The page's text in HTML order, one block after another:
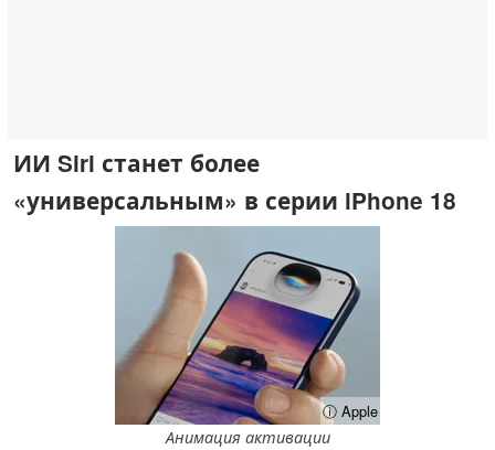
ИИ Siri станет более
«универсальным» в серии iPhone 18
ⓘ Apple
Анимация активации